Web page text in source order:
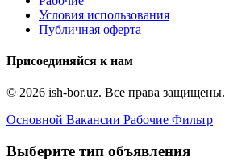
Условия использования
Публичная оферта
Присоединяйся к нам
© 2026 ish-bor.uz. Все права защищены.
Основной Вакансии Рабочие Фильтр
Выберите тип объявления